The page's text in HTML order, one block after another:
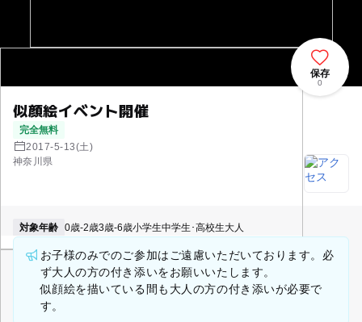
似顔絵イベント開催
完全無料
2017-5-13(土)
神奈川県
保存
0
対象年齢 0歳-2歳3歳-6歳小学生中学生･高校生大人
お子様のみでのご参加はご遠慮いただいております。必
ず大人の方の付き添いをお願いいたします。
似顔絵を描いている間も大人の方の付き添いが必要で
す。